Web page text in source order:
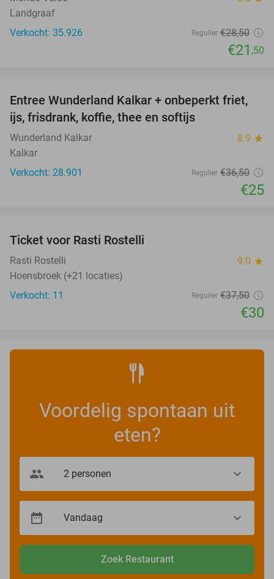
Landgraaf
Verkocht: 35.926
Regulier €28,50
€21 ,50
32%
Entree Wunderland Kalkar + onbeperkt friet,
ijs, frisdrank, koffie, thee en softijs
Wunderland Kalkar 8.9 star
Kalkar
Verkocht: 28.901
Regulier €36,50
€25
TODAY
Ticket voor Rasti Rostelli
Rasti Rostelli 9.0 star
Hoensbroek (+21 locaties)
Verkocht: 11
Regulier €37,50
€30
Voordelig spontaan uit
eten?
Zoek Restaurant